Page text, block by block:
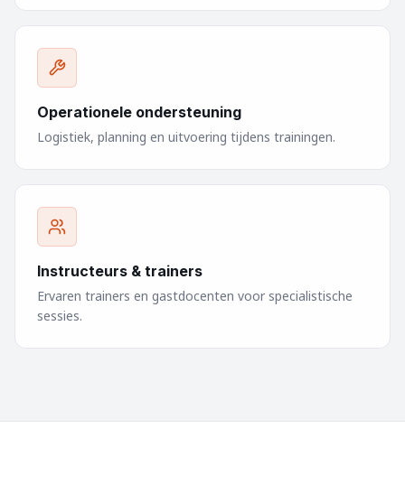
Operationele ondersteuning
Logistiek, planning en uitvoering tijdens trainingen.
Instructeurs & trainers
Ervaren trainers en gastdocenten voor specialistische
sessies.